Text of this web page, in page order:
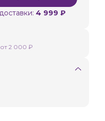
4 999 ₽
2 000 ₽